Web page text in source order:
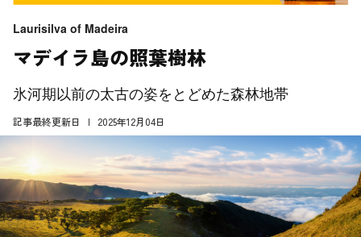
Laurisilva of Madeira
マデイラ島の照葉樹林
氷河期以前の太古の姿をとどめた森林地帯
記事最終更新日 2025年12月04日